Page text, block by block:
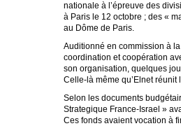
nationale à l’épreuve des
à Paris le 12 octobre ; des «
au Dôme de Paris.
Auditionné en commission à
coordination et coopération
son organisation, quelques
Celle-là même qu’Elnet
Selon les documents
Strategique France-Israel »
Ces fonds avaient vocation à